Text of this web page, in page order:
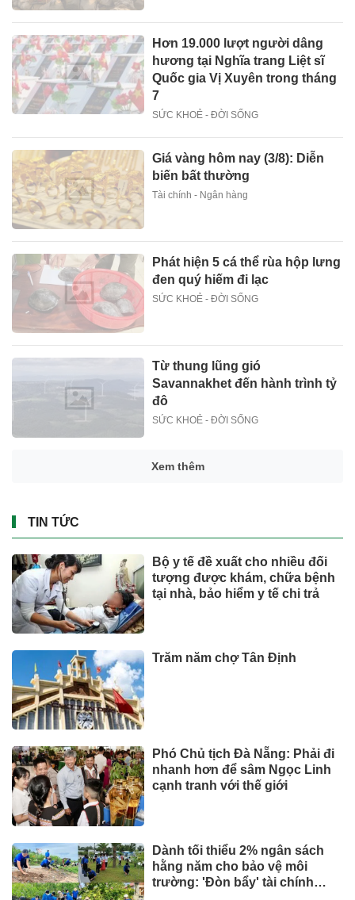
Hơn 19.000 lượt người dâng
hương tại Nghĩa trang Liệt sĩ
Quốc gia Vị Xuyên trong tháng
7
SỨC KHOẺ - ĐỜI SỐNG
Giá vàng hôm nay (3/8): Diễn
biến bất thường
Tài chính - Ngân hàng
Phát hiện 5 cá thể rùa hộp lưng
đen quý hiếm đi lạc
SỨC KHOẺ - ĐỜI SỐNG
Từ thung lũng gió
Savannakhet đến hành trình tỷ
đô
SỨC KHOẺ - ĐỜI SỐNG
Xem thêm
TIN TỨC
Bộ y tế đề xuất cho nhiều đối
tượng được khám, chữa bệnh
tại nhà, bảo hiểm y tế chi trả
Trăm năm chợ Tân Định
Phó Chủ tịch Đà Nẵng: Phải đi
nhanh hơn để sâm Ngọc Linh
cạnh tranh với thế giới
Dành tối thiểu 2% ngân sách
hằng năm cho bảo vệ môi
trường: 'Đòn bẩy' tài chính